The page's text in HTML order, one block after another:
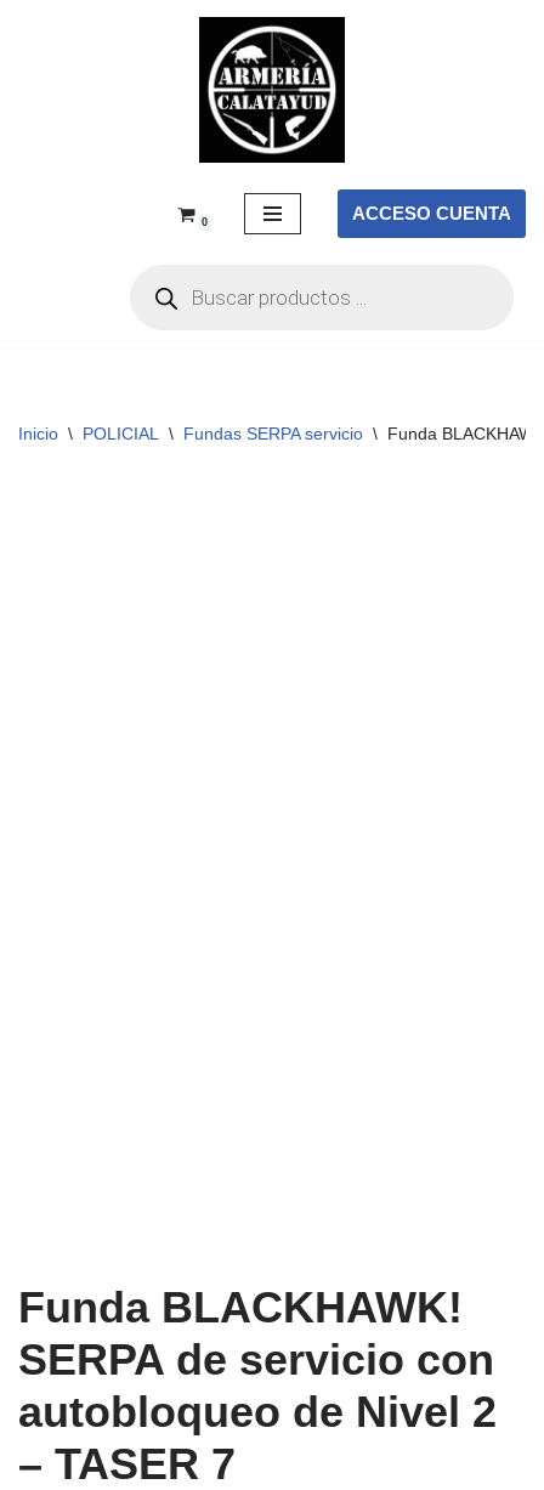
0 ACCESO CUENTA
Inicio \ POLICIAL \ Fundas SERPA servicio \ Funda
Funda BLACKHAWK!
SERPA de servicio con
autobloqueo de Nivel 2
– TASER 7